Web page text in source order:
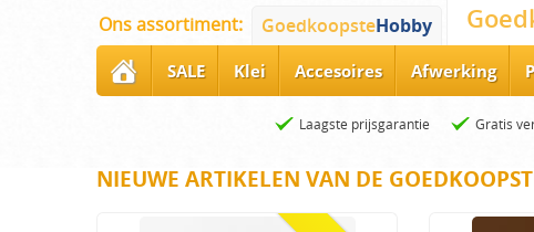
Ons assortiment: GoedkoopsteHobby
SALE Klei Accesoires Afwerking
Laagste prijsgarantie Gratis
NIEUWE ARTIKELEN VAN DE